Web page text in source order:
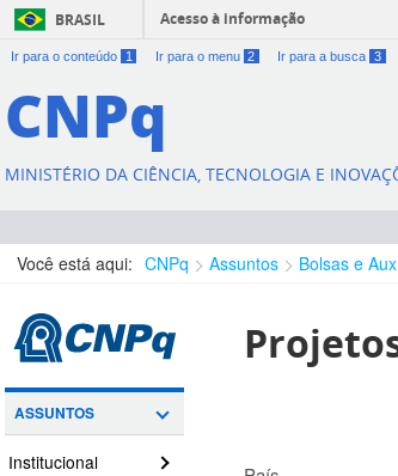
BRASIL Acesso à informação
Ir para o conteúdo 1 Ir para o menu 2 Ir para a busca 3
CNPq
MINISTÉRIO DA CIÊNCIA, TECNOLOGIA E
Você está aqui: CNPq Assuntos Bolsas e
ASSUNTOS
Institucional